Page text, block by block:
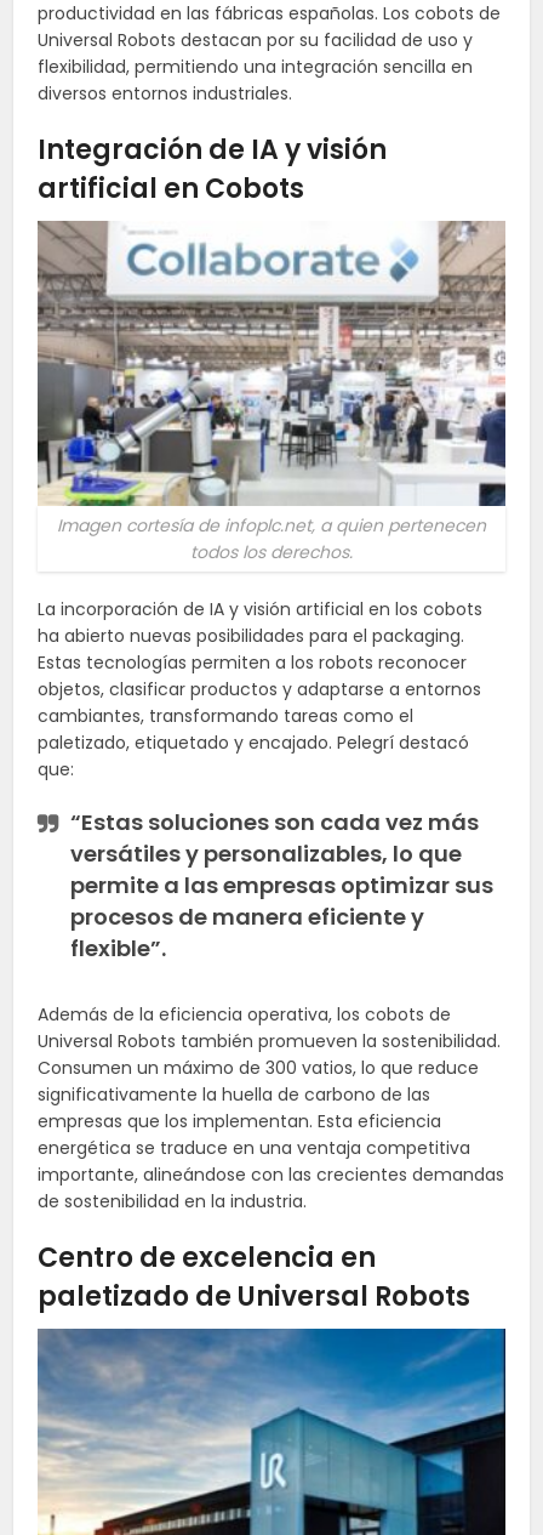
productividad en las fábricas españolas. Los cobots de
Universal Robots destacan por su facilidad de uso y
flexibilidad, permitiendo una integración sencilla en
diversos entornos industriales.
Integración de IA y visión
artificial en Cobots
Imagen cortesía de infoplc.net, a quien pertenecen
todos los derechos.
La incorporación de IA y visión artificial en los cobots
ha abierto nuevas posibilidades para el packaging.
Estas tecnologías permiten a los robots reconocer
objetos, clasificar productos y adaptarse a entornos
cambiantes, transformando tareas como el
paletizado, etiquetado y encajado. Pelegrí destacó
que:
“Estas soluciones son cada vez más
versátiles y personalizables, lo que
permite a las empresas optimizar sus
procesos de manera eficiente y
flexible”.
Además de la eficiencia operativa, los cobots de
Universal Robots también promueven la sostenibilidad.
Consumen un máximo de 300 vatios, lo que reduce
significativamente la huella de carbono de las
empresas que los implementan. Esta eficiencia
energética se traduce en una ventaja competitiva
importante, alineándose con las crecientes demandas
de sostenibilidad en la industria.
Centro de excelencia en
paletizado de Universal Robots